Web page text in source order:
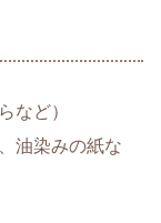
など）
油染みの紙な